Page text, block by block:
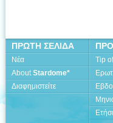
ΠΡΩΤΗ ΣΕΛΙΔΑ
Νέα
AboutStardome*
Διαφημιστείτε
Tip